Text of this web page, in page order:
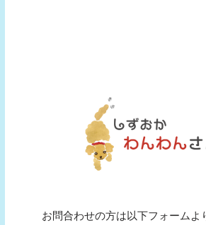
お問合わせの方は以下フォームよ